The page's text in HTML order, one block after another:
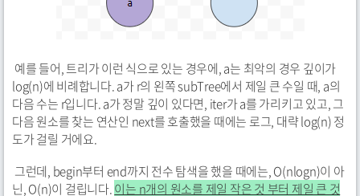
예를 들어, 트리가 이런 식으로 있는 경우에, a는 최악의 경우 깊이가
log(n)에 비례합니다. a가 r의 왼쪽 subTree에서 제일 큰 수일 때, a의
다음 수는 r입니다. a가 정말 깊이 있다면, iter가 a를 가리키고 있고, 그
다음 원소를 찾는 연산인 next를 호출했을 때에는 로그, 대략 log(n) 정
도가 걸릴 거에요.
그런데, begin부터 end까지 전수 탐색을 했을 때에는, O(nlogn)이 아
닌, O(n)이 걸립니다.이는 n개의 원소를 제일 작은 것 부터 제일 큰 것